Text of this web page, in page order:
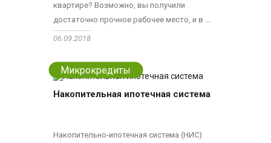
квартире? Возможно, вы получили
достаточно прочное рабочее место, и в ...
06.09.2018
Микрокредиты
Накопительная ипотечная система
Накопительно-ипотечная система (НИС)